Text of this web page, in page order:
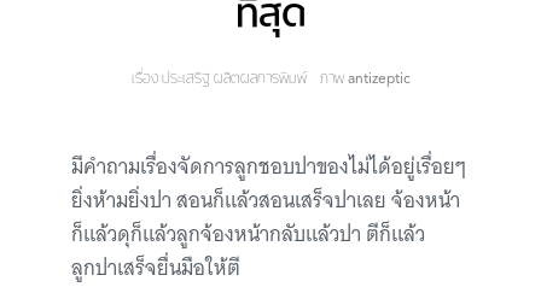
ที่สุด
เรื่อง ประเสริฐ ผลิตผลการพิมพ์ ภาพ antizeptic
มีคำถามเรื่องจัดการลูกชอบปาของไม่ได้อยู่เรื่อยๆ
ยิ่งห้ามยิ่งปา สอนก็แล้วสอนเสร็จปาเลย จ้องหน้า
ก็แล้วดุก็แล้วลูกจ้องหน้ากลับแล้วปา ตีก็แล้ว
ลูกปาเสร็จยื่นมือให้ตี